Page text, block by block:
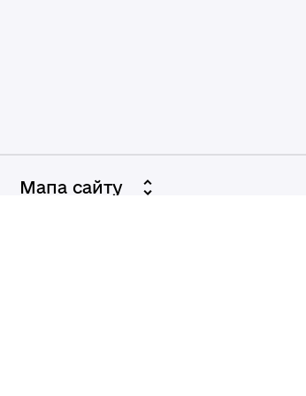
Мапа сайту